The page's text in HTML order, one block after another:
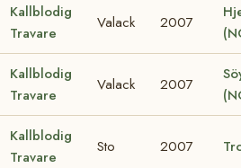
Kallblodig
Travare
Valack 2007
Kallblodig
Travare
Valack 2007
Kallblodig
Travare
Sto 2007